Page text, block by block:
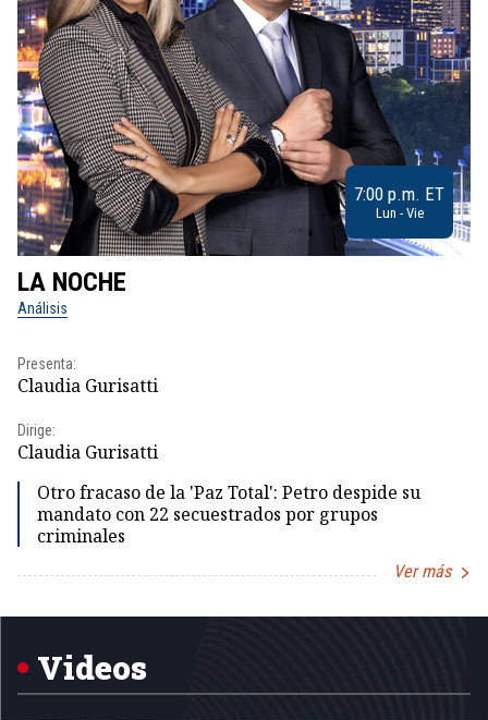
7:00 p.m. ET
Lun - Vie
LA NOCHE
Análisis
Presenta:
Claudia Gurisatti
Dirige:
Claudia Gurisatti
Otro fracaso de la 'Paz Total': Petro despide su
mandato con 22 secuestrados por grupos
criminales
Ver más
1
Videos